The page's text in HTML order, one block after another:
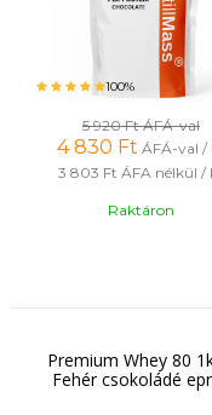
100%
5 920 FtÁFÁ-val
4 830 Ft ÁFÁ-val /
3 803 Ft ÁFA nélkül /
Raktáron
Premium Whey 80
Fehér csokoládé